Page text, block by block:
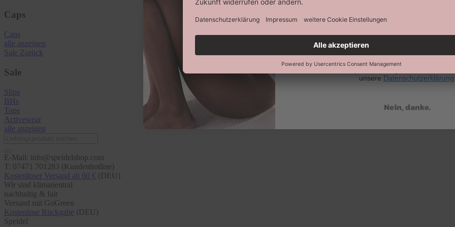
Caps
Caps
alle anzeigen
Sale Zurück
Sale
Slips
BHs
Tops
Activewear
alle anzeigen
E-Mail: info@speidelshop.com
T: 07471 701283 (Kundenhotline)
Kostenloser Versand ab 60 € (DEU)
Wir sind klimaneutral
nachhaltig & fair
Versand mit GoGreen
Kostenlose Rückgabe (DEU)
Speidel
Abonnieren
Keine Datenweitergabe an Dritte. Eine
jederzeit möglich. Hier findest
unsere Datenschutzerklärung
Nein, danke.